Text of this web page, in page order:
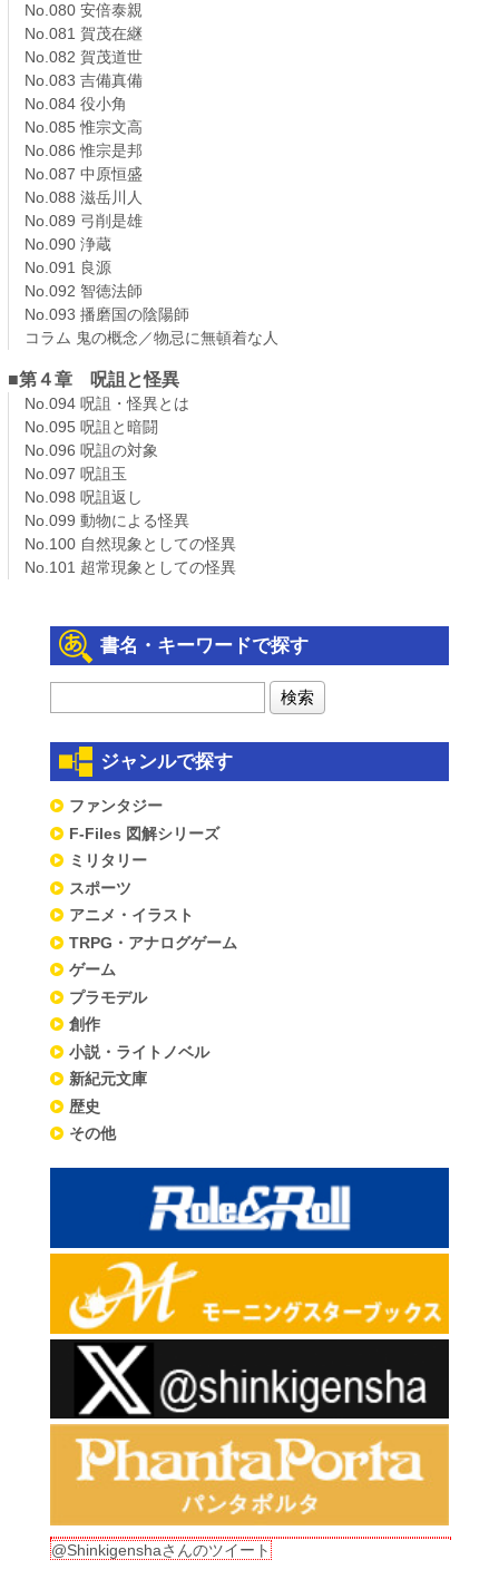
No.080 安倍泰親
No.081 賀茂在継
No.082 賀茂道世
No.083 吉備真備
No.084 役小角
No.085 惟宗文高
No.086 惟宗是邦
No.087 中原恒盛
No.088 滋岳川人
No.089 弓削是雄
No.090 浄蔵
No.091 良源
No.092 智徳法師
No.093 播磨国の陰陽師
コラム 鬼の概念／物忌に無頓着な人
■第４章 呪詛と怪異
No.094 呪詛・怪異とは
No.095 呪詛と暗闘
No.096 呪詛の対象
No.097 呪詛玉
No.098 呪詛返し
No.099 動物による怪異
No.100 自然現象としての怪異
No.101 超常現象としての怪異
書名・キーワードで探す
ジャンルで探す
ファンタジー
F-Files 図解シリーズ
ミリタリー
スポーツ
アニメ・イラスト
TRPG・アナログゲーム
ゲーム
プラモデル
創作
小説・ライトノベル
新紀元文庫
歴史
その他
@Shinkigenshaさんのツイート